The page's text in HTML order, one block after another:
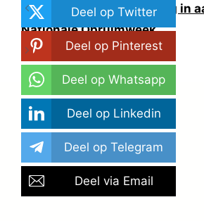
Deel op Twitter
Deel op Pinterest
Deel op Whatsapp
Deel op Linkedin
Deel op Telegram
Deel via Email
Een schot voor de boeg in
Nationale Opruimweek
Héél veel bakjes…